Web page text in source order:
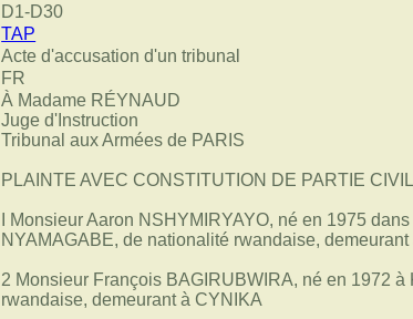
D1-D30
TAP
Acte d'accusation d'un tribunal
FR
À Madame RÉYNAUD
Juge d'Instruction
Tribunal aux Armées de PARIS
PLAINTE AVEC CONSTITUTION DE PARTIE
I Monsieur Aaron NSHYMIRYAYO, né en 1975
NYAMAGABE, de nationalité rwandaise,
2 Monsieur François BAGIRUBWIRA, né en 1972 à
rwandaise, demeurant à CYNIKA